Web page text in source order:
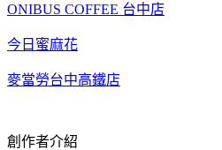
ONIBUS COFFEE 台中店
今日蜜麻花
麥當勞台中高鐵店
創作者介紹